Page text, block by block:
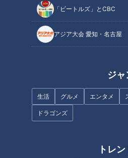
「ビートルズ」とCBC
アジア大会 愛知・名古屋
ジャ
生活 グルメ エンタメ
ドラゴンズ
トレ
池田きぬさん、大正13年生まれの
す。三重県津市のサービス付き高
で働いています。衰えを知らない